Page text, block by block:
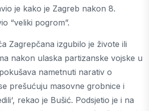
je kako je Zagreb nakon 8.
“veliki pogrom”.
Zagrepčana izgubilo je živote ili
nakon ulaska partizanske vojske u
nametnuti narativ o
prešućuju masovne grobnice i
rekao je Bušić. Podsjetio je i na